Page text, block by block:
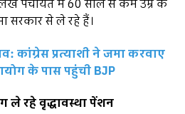
पंचायत में 60 साल से कम उम्र के
सरकार से ले रहे हैं।
कांग्रेस प्रत्याशी ने जमा करवाए
के पास पहुंची BJP
ले रहे वृद्धावस्था पेंशन